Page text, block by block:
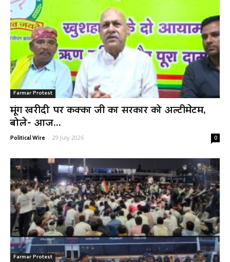
Farmar Protest
मूंग खरीदी पर कक्का जी का सरकार को अल्टीमेटम,
बोले- आज...
Political Wire - 29 July 2026 0
Farmar Protest